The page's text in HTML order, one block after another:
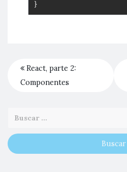
}
React, parte 2:
Componentes